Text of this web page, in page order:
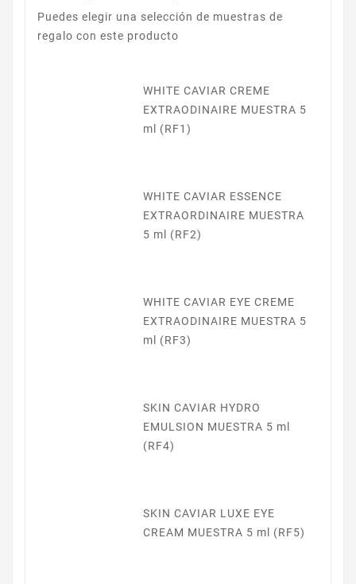
Puedes elegir una selección de muestras de
regalo con este producto
WHITE CAVIAR CREME
EXTRAODINAIRE MUESTRA 5
ml (RF1)
WHITE CAVIAR ESSENCE
EXTRAORDINAIRE MUESTRA
5 ml (RF2)
WHITE CAVIAR EYE CREME
EXTRAODINAIRE MUESTRA 5
ml (RF3)
SKIN CAVIAR HYDRO
EMULSION MUESTRA 5 ml
(RF4)
SKIN CAVIAR LUXE EYE
CREAM MUESTRA 5 ml (RF5)